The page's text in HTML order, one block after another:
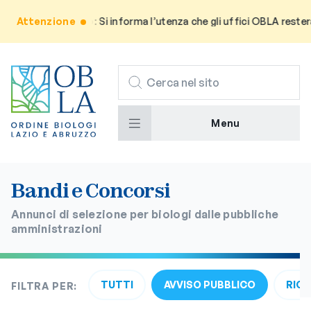
AttenzioneAvviso: Si informa l’utenza che gli uffici OBLA
CERCA
Menu
Bandi e Concorsi
Annunci di selezione per biologi dalle pubbliche
amministrazioni
FILTRA PER: TUTTI AVVISO PUBBLICO